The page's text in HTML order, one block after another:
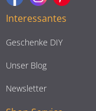
Interessantes
Geschenke DIY
Unser Blog
Newsletter